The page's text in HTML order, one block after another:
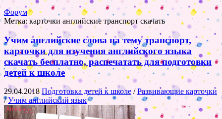
Форум
Метка:карточки английские транспорт скачать
Учим английские слова на тему транспорт,
карточки для изучения английского языка
скачать бесплатно, распечатать для подготовки
детей к школе
29.04.2018Подготовка детей к школе /Развивающие карточки
/Учим английский язык